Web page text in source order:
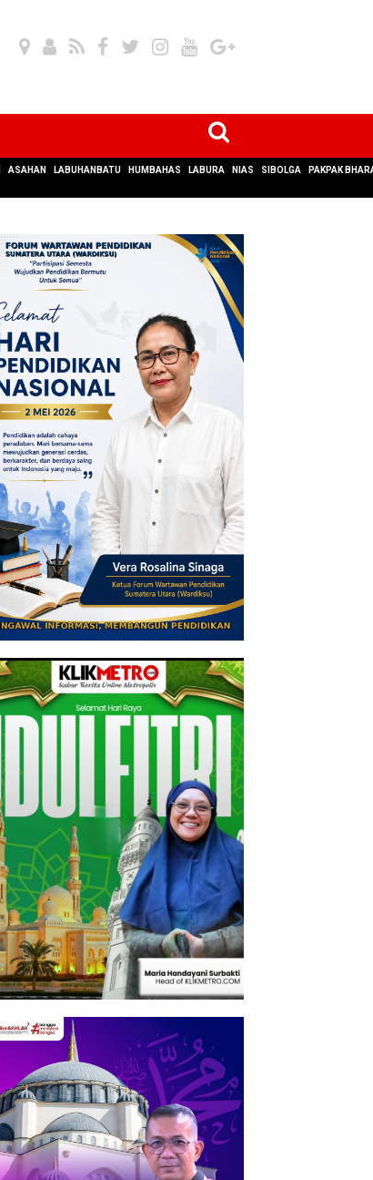
ASAHAN LABUHANBATU HUMBAHAS LABURA NIAS SIBOLGA PAKPAK